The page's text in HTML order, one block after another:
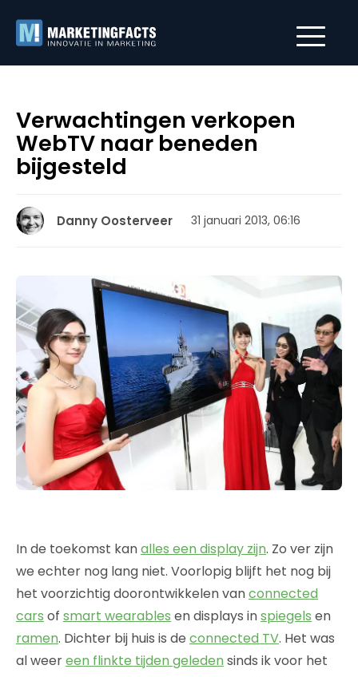
Verwachtingen verkopen
WebTV naar beneden
bijgesteld
Danny Oosterveer 31 januari 2013, 06:16
In de toekomst kanalles een display zijn. Zo ver zijn
we echter nog lang niet. Voorlopig blijft het nog bij
het voorzichtig doorontwikkelen vanconnected
cars of smart wearables en displays inspiegels en
ramen. Dichter bij huis is de connected TV. Het was
al weereen flinkte tijden geleden sinds ik voor het